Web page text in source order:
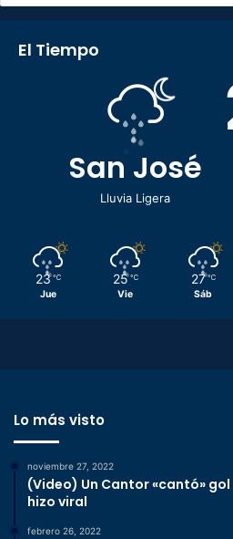
El Tiempo
San José
Lluvia Ligera
23 ℃
Jue
25 ℃
Vie
27 ℃
Sáb
Lo más visto
noviembre 27, 2022
(Video) Un Cantor «cantó»
hizo viral
febrero 26, 2022